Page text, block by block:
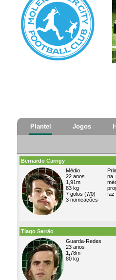
Plantel Jogos
Bernardo Carrigy
Médio
22 anos
1,91m
83 kg
7 golos (7/0)
3 nomeações
na
faz
Tiago Serrão
Guarda-Redes
23 anos
1,78m
80 kg